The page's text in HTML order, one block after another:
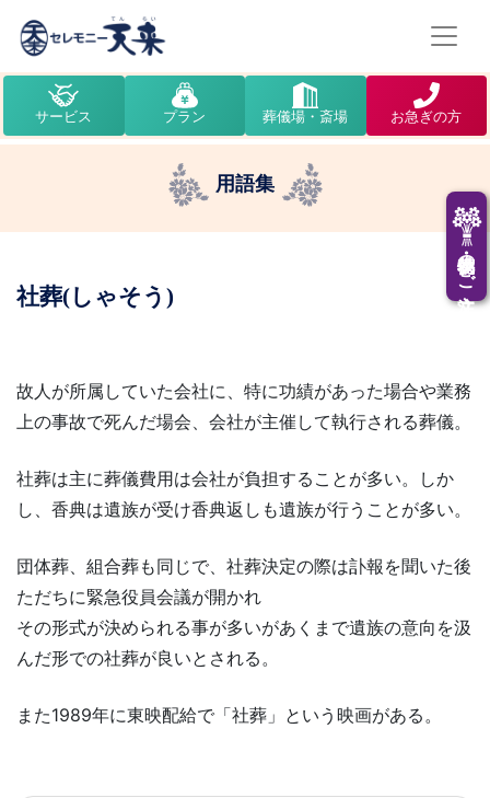
供花・供物のご注文
サービス プラン 葬儀場・斎場 お急ぎの方
用語集
社葬(しゃそう)
故人が所属していた会社に、特に功績があった場合や業務
上の事故で死んだ場会、会社が主催して執行される葬儀。
社葬は主に葬儀費用は会社が負担することが多い。しか
し、香典は遺族が受け香典返しも遺族が行うことが多い。
団体葬、組合葬も同じで、社葬決定の際は訃報を聞いた後
ただちに緊急役員会議が開かれ
その形式が決められる事が多いがあくまで遺族の意向を汲
んだ形での社葬が良いとされる。
また1989年に東映配給で「社葬」という映画がある。